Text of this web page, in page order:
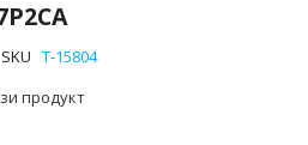
SKU T-15804
продукт